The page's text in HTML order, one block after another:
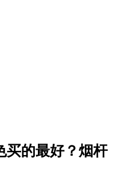
买的最好？烟杆